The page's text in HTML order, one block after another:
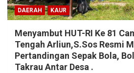
DAERAH KAUR
Menyambut HUT-RI Ke 81
Tengah Arliun,S.Sos Resmi
Pertandingan Sepak Bola,
Takrau Antar Desa .